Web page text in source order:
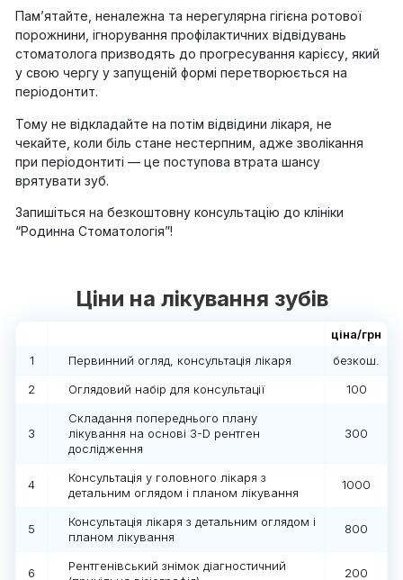
Пам’ятайте, неналежна та нерегулярна гігієна ротової
порожнини, ігнорування профілактичних відвідувань
стоматолога призводять до прогресування карієсу, який
у свою чергу у запущеній формі перетворюється на
періодонтит.
Тому не відкладайте на потім відвідини лікаря, не
чекайте, коли біль стане нестерпним, адже зволікання
при періодонтиті — це поступова втрата шансу
врятувати зуб.
Запишіться на безкоштовну консультацію до клініки
“Родинна Стоматологія”!
Ціни на лікування зубів
ціна/грн
1
Первинний огляд, консультація лікаря
безкош.
2
Оглядовий набір для консультації 100
3
Складання попереднього плану
лікування на основі 3-D рентген
дослідження
300
4
Консультація у головного лікаря з
детальним оглядом і планом лікування
1000
5
Консультація лікаря з детальним оглядом і
планом лікування
800
6
Рентгенівський знімок діагностичний
200